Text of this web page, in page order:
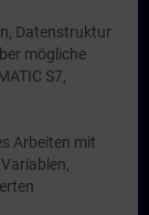
Datenstruktur
mögliche
S7,
Arbeiten mit